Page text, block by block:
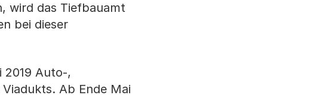
wird das Tiefbauamt
bei dieser
2019 Auto-,
Ab Ende Mai